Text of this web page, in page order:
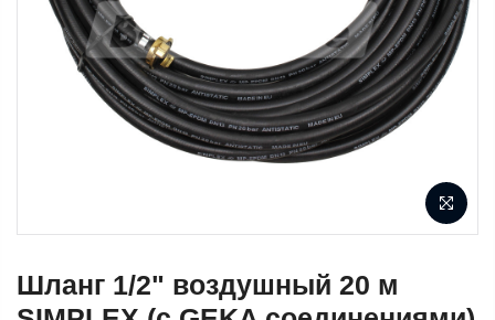
Шланг 1/2" воздушный 20 м